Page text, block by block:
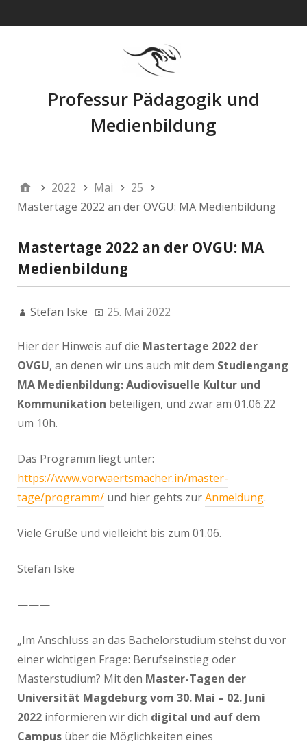
Professur Pädagogik und
Medienbildung
2022 Mai
25
Mastertage 2022 an der OVGU: MA Medienbildung
Mastertage 2022 an der OVGU: MA
Medienbildung
Stefan Iske 25. Mai 2022
Hier der Hinweis auf die Mastertage 2022 der
OVGU, an denen wir uns auch mit dem Studiengang
MA Medienbildung: Audiovisuelle Kultur und
Kommunikation beteiligen, und zwar am 01.06.22
um 10h.
Das Programm liegt unter:
https://www.vorwaertsmacher.in/master-
tage/programm/ und hier gehts zurAnmeldung.
Viele Grüße und vielleicht bis zum 01.06.
Stefan Iske
———
„Im Anschluss an das Bachelorstudium stehst du vor
einer wichtigen Frage: Berufseinstieg oder
Masterstudium? Mit den Master-Tagen der
Universität Magdeburg vom 30. Mai – 02. Juni
2022 informieren wir dich digital und auf dem
Campus über die Möglichkeiten eines